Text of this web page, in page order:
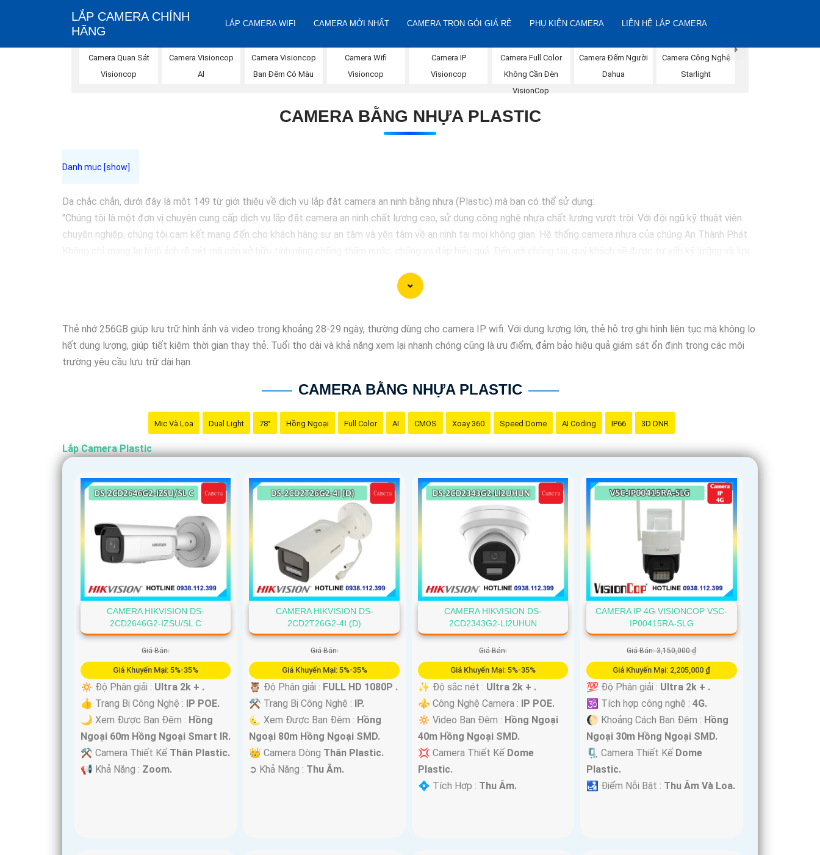
LẮP CAMERA CHÍNH
HÃNG
LẮP CAMERA WIFI CAMERA MỚI NHẤT CAMERA TRỌN GÓI GIÁ RẺ PHỤ KIỆN CAMERA LIÊN HỆ LẮP CAMERA
Camera Quan Sát
Visioncop
Camera Visioncop
Al
Camera Visioncop
Ban Đêm Có Màu
Camera Wifi
Visioncop
Camera IP
Visioncop
Camera Full Color
Không Cần Đèn
VisionCop
Camera Đếm Người
Dahua
Camera Công Nghệ
Starlight
CAMERA BẰNG NHỰA PLASTIC
Dạ chắc chắn, dưới đây là một 149 từ giới thiệu về dịch vụ lắp đặt camera an ninh bằng nhựa (Plastic) mà bạn có thể sử dụng:
"Chúng tôi là một đơn vị chuyên cung cấp dịch vụ lắp đặt camera an ninh chất lượng cao, sử dụng công nghệ nhựa chất lượng vượt trội. Với đội ngũ kỹ thuật viên
chuyên nghiệp, chúng tôi cam kết mang đến cho khách hàng sự an tâm và yên tâm về an ninh tại mọi không gian. Hệ thống camera nhựa của chúng An Thành Phát
Thẻ nhớ 256GB giúp lưu trữ hình ảnh và video trong khoảng 28-29 ngày, thường dùng cho camera IP wifi. Với dung lượng lớn, thẻ hỗ trợ ghi hình liên tục mà không lo
hết dung lượng, giúp tiết kiệm thời gian thay thẻ. Tuổi thọ dài và khả năng xem lại nhanh chóng cũng là ưu điểm, đảm bảo hiệu quả giám sát ổn định trong các môi
trường yêu cầu lưu trữ dài hạn.
CAMERA BẰNG NHỰA PLASTIC
Mic Và Loa Dual Light 78° Hồng Ngoại Full Color AI CMOS Xoay 360 Speed Dome AI Coding IP66 3D DNR
Lắp Camera Plastic
CAMERA HIKVISION DS-
2CD2646G2-IZSU/SL C
Giá Bán:
Giá Khuyến Mại: 5%-35%
🔅 Độ Phân giải : Ultra 2k + .
👍 Trang Bị Công Nghệ : IP POE.
🌙 Xem Được Ban Đêm : Hồng
Ngoại 60m Hồng Ngoại Smart IR.
⚒ Camera Thiết Kế Thân Plastic.
️📢 Khả Năng : Zoom.
CAMERA HIKVISION DS-
2CD2T26G2-4I (D)
Giá Bán:
Giá Khuyến Mại: 5%-35%
🦉 Độ Phân giải : FULL HD 1080P .
⚒ Trang Bị Công Nghệ : IP.
🌜 Xem Được Ban Đêm : Hồng
Ngoại 80m Hồng Ngoại SMD.
👑 Camera Dòng Thân Plastic.
️➲ Khả Năng : Thu Âm.
CAMERA HIKVISION DS-
2CD2343G2-LI2UHUN
Giá Bán:
Giá Khuyến Mại: 5%-35%
✨ Độ sắc nét : Ultra 2k + .
⚜️ Công Nghệ Camera : IP POE.
🔅 Video Ban Đêm : Hồng Ngoại
40m Hồng Ngoại SMD.
💢 Camera Thiết Kế Dome
Plastic.
️💠 Tích Hợp : Thu Âm.
CAMERA IP 4G VISIONCOP VSC-
IP00415RA-SLG
Giá Bán: 3,150,000 ₫
Giá Khuyến Mại: 2,205,000 ₫
💯 Độ Phân giải : Ultra 2k + .
🕉️ Tích hợp công nghệ :4G.
🌔 Khoảng Cách Ban Đêm : Hồng
Ngoại 30m Hồng Ngoại SMD.
🗜️ Camera Thiết Kế Dome
Plastic.
️🛃 Điểm Nỗi Bật : Thu Âm Và Loa.